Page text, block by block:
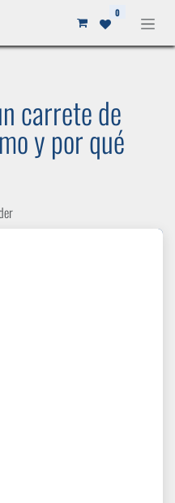
0
carrete de
y por qué